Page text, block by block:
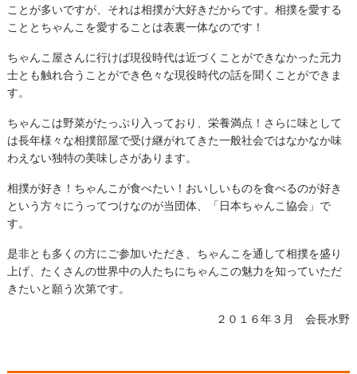
ことが多いですが、それは相撲が大好きだからです。相撲を愛する
こととちゃんこを愛することは表裏一体なのです！
ちゃんこ屋さんに行けば現役時代は近づくことができなかった元力
士とも触れ合うことができ色々な現役時代の話を聞くことができま
す。
ちゃんこは野菜がたっぷり入っており、栄養満点！さらに味として
は長年様々な相撲部屋で受け継がれてきた一般社会ではなかなか味
わえない独特の美味しさがあります。
相撲が好き！ちゃんこが食べたい！おいしいものを食べるのが好き
という方々にうってつけなのが当団体、「日本ちゃんこ協会」で
す。
是非とも多くの方にご参加いただき、ちゃんこを通して相撲を盛り
上げ、たくさんの世界中の人たちにちゃんこの魅力を知っていただ
きたいと願う次第です。
２０１６年３月 会長水野